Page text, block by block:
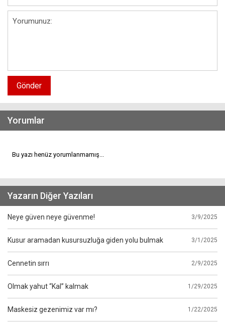
Gönder
Yorumlar
Bu yazı henüz yorumlanmamış...
Yazarın Diğer Yazıları
Neye güven neye güvenme! 3/9/2025
Kusur aramadan kusursuzluğa giden yolu bulmak 3/1/2025
Cennetin sırrı 2/9/2025
Olmak yahut “Kal” kalmak 1/29/2025
Maskesiz gezenimiz var mı? 1/22/2025